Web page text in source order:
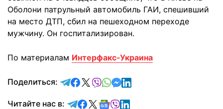
Оболони патрульный автомобиль ГАИ, спешивший
на место ДТП, сбил на пешеходном переходе
мужчину. Он госпитализирован.
По материалам Интерфакс-Украина
Поделиться: отправить в Telegram
поделиться в Facebook
поделиться в X
отправить в Viber
отправить в Whatsapp
отправить в Messenger
отправить в LinkedIn
Читайте нас в: Читайте в Telegram
Читайте в Facebook
Читайте в X
Читайте в Google news
Читайте в Viber
Читайте в LinkedIn